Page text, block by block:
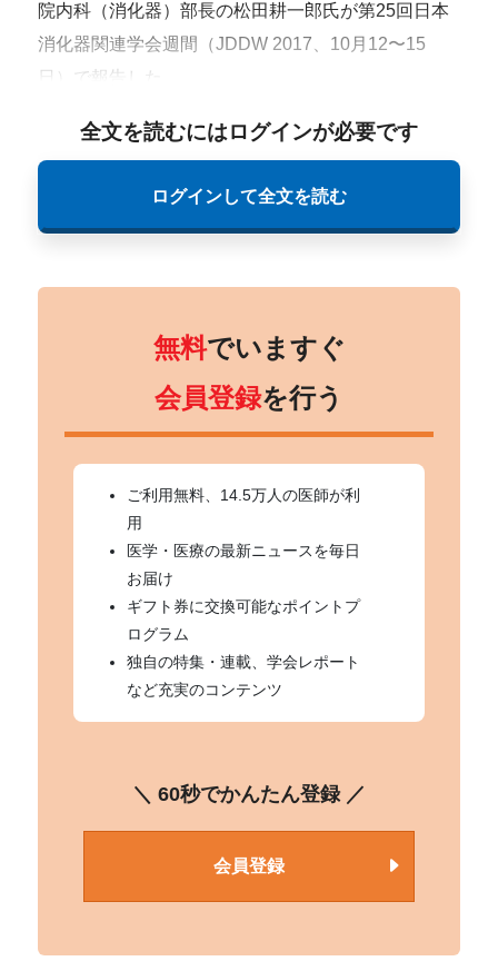
院内科（消化器）部長の松田耕一郎氏が第25回日本
消化器関連学会週間（JDDW 2017、10月12〜15
日）で報告した。
全文を読むにはログインが必要です
ログインして全文を読む
無料でいますぐ
会員登録を行う
ご利用無料、14.5万人の医師が利
用
医学・医療の最新ニュースを毎日
お届け
ギフト券に交換可能なポイントプ
ログラム
独自の特集・連載、学会レポート
など充実のコンテンツ
＼ 60秒でかんたん登録 ／
会員登録